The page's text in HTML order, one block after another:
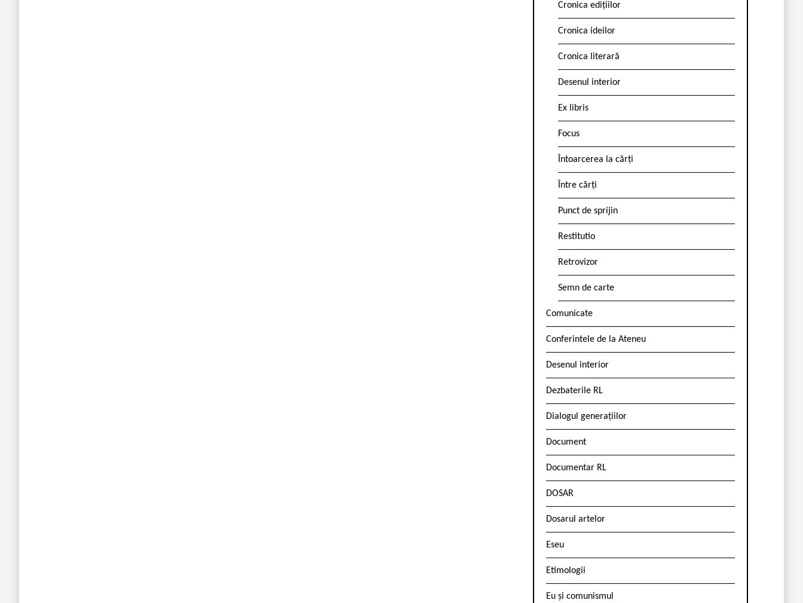
Cronica edițiilor
Cronica ideilor
Cronica literară
Desenul interior
Ex libris
Focus
Întoarcerea la cărți
Între cărți
Punct de sprijin
Restitutio
Retrovizor
Semn de carte
Comunicate
Conferintele de la Ateneu
Desenul interior
Dezbaterile RL
Dialogul generațiilor
Document
Documentar RL
DOSAR
Dosarul artelor
Eseu
Etimologii
Eu și comunismul